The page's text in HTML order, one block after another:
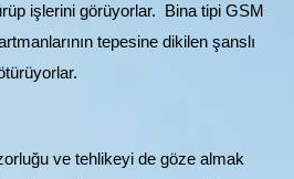
işlerini görüyorlar. Bina tipi GSM
tepesine dikilen şanslı
ve tehlikeyi de göze almak